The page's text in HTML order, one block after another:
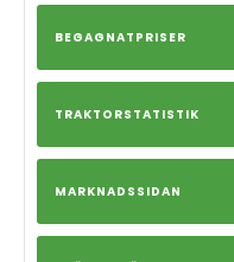
BEGAGNATPRISER
TRAKTORSTATISTIK
MARKNADSSIDAN